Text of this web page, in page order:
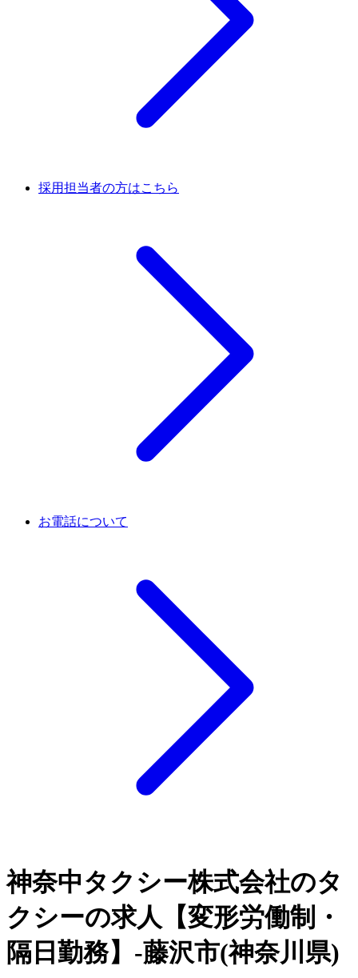
採用担当者の方はこちら
お電話について
神奈中タクシー株式会社のタ
クシーの求人【変形労働制・
隔日勤務】-藤沢市(神奈川県)